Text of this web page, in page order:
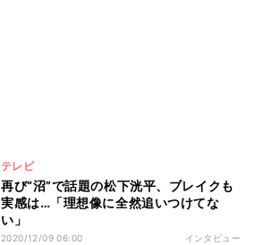
テレビ
再び“沼”で話題の松下洸平、ブレイクも
実感は…「理想像に全然追いつけてな
い」
2020/12/09 06:00 インタビュー